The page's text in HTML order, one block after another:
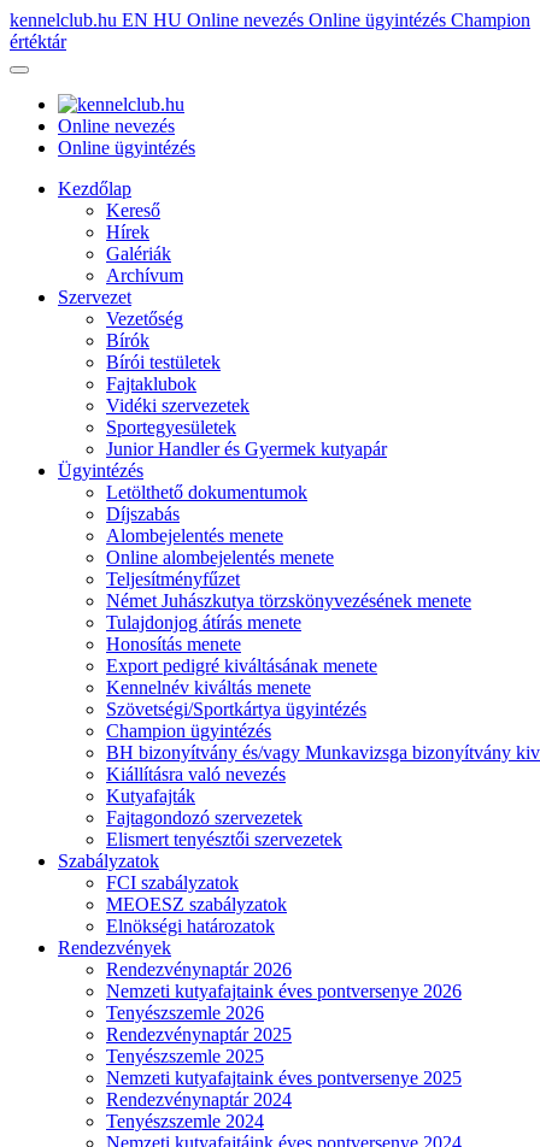
kennelclub.hu EN HU Online nevezés Online ügyintézés Champion
értéktár
Online nevezés
Online ügyintézés
Kezdőlap
Kereső
Hírek
Galériák
Archívum
Szervezet
Vezetőség
Bírók
Bírói testületek
Fajtaklubok
Vidéki szervezetek
Sportegyesületek
Junior Handler és Gyermek kutyapár
Ügyintézés
Letölthető dokumentumok
Díjszabás
Alombejelentés menete
Online alombejelentés menete
Teljesítményfűzet
Német Juhászkutya törzskönyvezésének menete
Tulajdonjog átírás menete
Honosítás menete
Export pedigré kiváltásának menete
Kennelnév kiváltás menete
Szövetségi/Sportkártya ügyintézés
Champion ügyintézés
BH bizonyítvány és/vagy Munkavizsga bizonyítvány
Kiállításra való nevezés
Kutyafajták
Fajtagondozó szervezetek
Elismert tenyésztői szervezetek
Szabályzatok
FCI szabályzatok
MEOESZ szabályzatok
Elnökségi határozatok
Rendezvények
Rendezvénynaptár 2026
Nemzeti kutyafajtaink éves pontversenye 2026
Tenyészszemle 2026
Rendezvénynaptár 2025
Tenyészszemle 2025
Nemzeti kutyafajtaink éves pontversenye 2025
Rendezvénynaptár 2024
Tenyészszemle 2024
Nemzeti kutyafajtáink éves pontversenye 2024